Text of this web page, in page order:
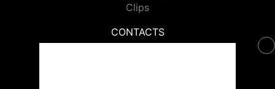
Clips
CONTACTS
Contacter Generations